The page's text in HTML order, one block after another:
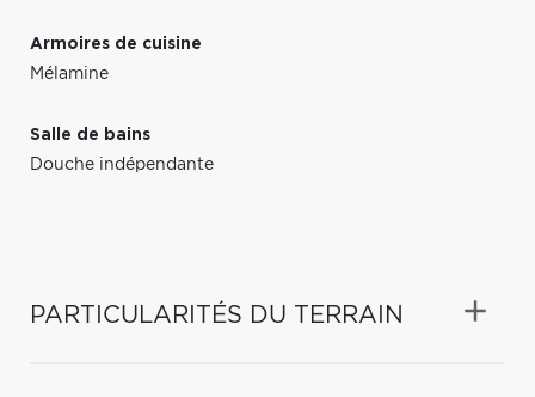
Armoires de cuisine
Mélamine
Salle de bains
Douche indépendante
PARTICULARITÉS DU TERRAIN